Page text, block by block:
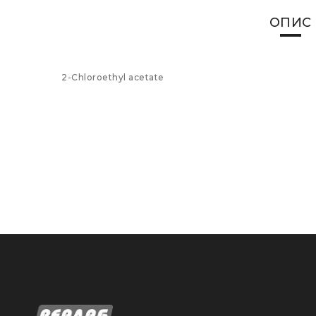
ОПИС
2-Chloroethyl acetate